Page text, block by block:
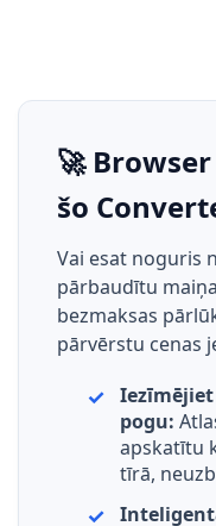
🚀
šo
Vai esat noguris
pārbaudītu
bezmaksas
pārvērstu cenas
pogu:
apskatītu
tīrā,